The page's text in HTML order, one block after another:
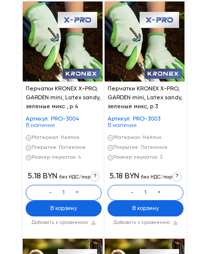
Перчатки KRONEX X-PRO,
GARDEN mini, Latex sandy,
зеленые микс , р.4
Артикул: PRO-3004
В наличии
Материал: Нейлон
Покрытие: Латексное
Размер перчаток: 4
Добавить к сравнению
5.18 BYN без НДС/пар ?
- +
В корзину
Перчатки KRONEX X-PRO,
GARDEN mini, Latex sandy,
зеленые микс, р.3
Артикул: PRO-3003
В наличии
Материал: Нейлон
Покрытие: Латексное
Размер перчаток: 3
Добавить к сравнению
5.18 BYN без НДС/пар ?
- +
В корзину